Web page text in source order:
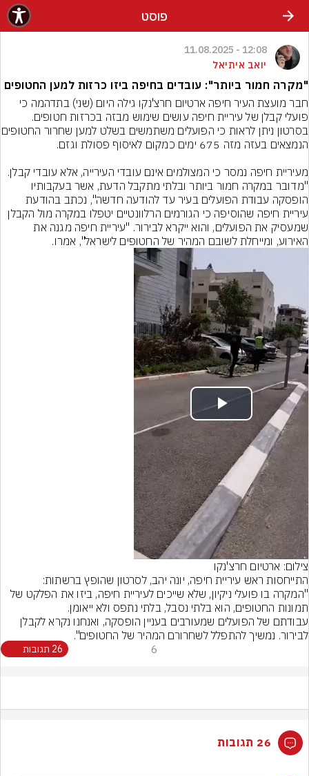
פוסט
12:08 - 11.08.2025
יואב איתיאל
"מקרה חמור ביותר": עובדים בחיפה ביזו כרזות למען החטופים
הופסקה עבודת הפועלים בעיר עד להודעה חדשה", נכתב בהודעת
שמעסיק את הפועלים, והוא ייקרא לבירור. "עיריית חיפה מגנה את
האירוע, ומייחלת לשובם המהיר של החטופים לישראל", אמרו.
Play
Video
צילום: ארטיום חרצ'נקו
לבירור. נמשיך להתפלל לשחרורם המהיר של החטופים".
6 26 תגובות
26 תגובות